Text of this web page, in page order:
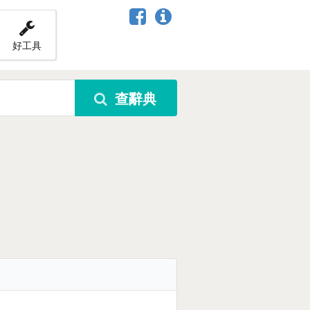
好工具
查辭典